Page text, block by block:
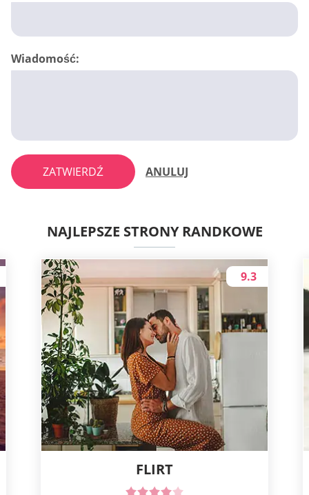
Wiadomość:
ZATWIERDŹ ANULUJ
NAJLEPSZE STRONY RANDKOWE
FLIRT
9.3